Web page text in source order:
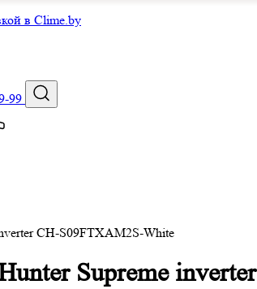
99
CH-S09FTXAM2S-White
Supreme